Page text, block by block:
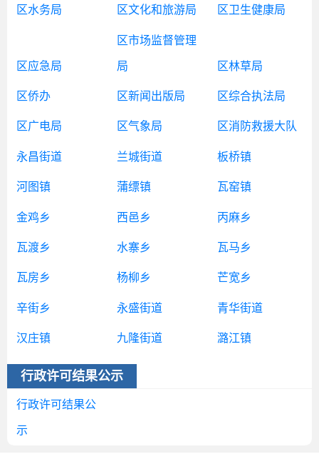
区水务局 区文化和旅游局 区卫生健康局
区应急局
区市场监督管理
局
区林草局
区侨办 区新闻出版局 区综合执法局
区广电局 区气象局 区消防救援大队
永昌街道 兰城街道 板桥镇
河图镇 蒲缥镇 瓦窑镇
金鸡乡 西邑乡 丙麻乡
瓦渡乡 水寨乡 瓦马乡
瓦房乡 杨柳乡 芒宽乡
辛街乡 永盛街道 青华街道
汉庄镇 九隆街道 潞江镇
行政许可结果公示
行政许可结果公
示